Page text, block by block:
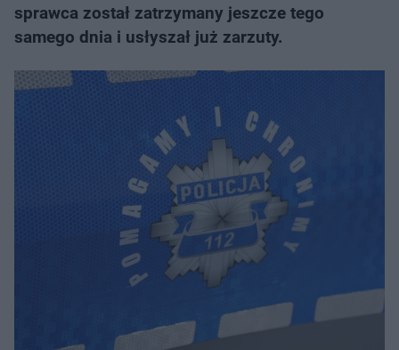
sprawca został zatrzymany jeszcze tego
samego dnia i usłyszał już zarzuty.